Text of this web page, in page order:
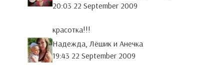
20:03 22 September 2009
красотка!!!
Надежда, Лёшик и Анечка
19:43 22 September 2009